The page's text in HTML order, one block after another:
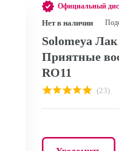
Официальный
Нет в наличии
Solomeya
Приятные
RO11
(23)